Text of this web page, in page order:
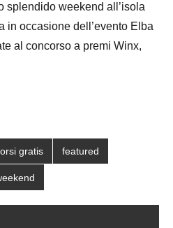
splendido weekend all’isola
in occasione dell’evento Elba
al concorso a premi Winx,
gratis featured